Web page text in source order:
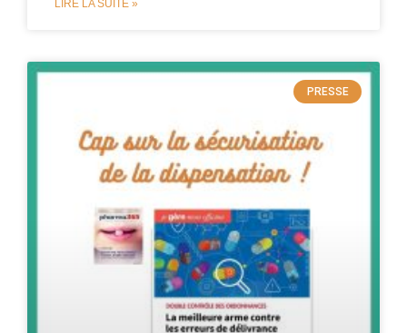
LIRE LA SUITE »
PRESSE